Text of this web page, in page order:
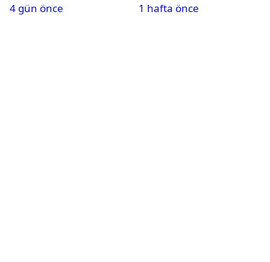
4 gün önce
1 hafta önce